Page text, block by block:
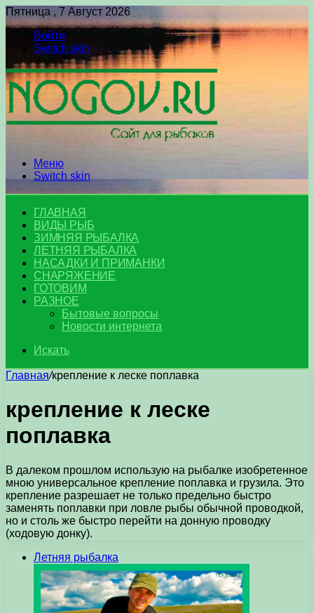
Пятница , 7 Август 2026
Войти
Switch skin
Меню
Switch skin
ГЛАВНАЯ
ВИДЫ РЫБ
ЗИМНЯЯ РЫБАЛКА
ЛЕТНЯЯ РЫБАЛКА
НАСАДКИ И ПРИМАНКИ
СНАРЯЖЕНИЕ
ГОТОВИМ
РАЗНОЕ
Бытовые вопросы
Новости интернета
Искать
Главная/крепление к леске поплавка
крепление к леске
поплавка
В далеком прошлом использую на рыбалке изобретенное
мною универсальное крепление поплавка и грузила. Это
крепление разрешает не только предельно быстро
заменять поплавки при ловле рыбы обычной проводкой,
но и столь же быстро перейти на донную проводку
(ходовую донку).
Летняя рыбалка